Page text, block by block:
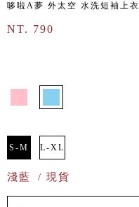
哆啦A夢 外太空 水洗短袖上衣
NT. 790
S-M L-XL
淺藍 / 現貨